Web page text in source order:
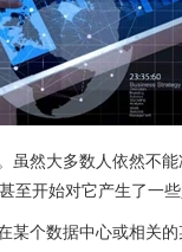
然大多数人依然不
至开始对它产生了一些
某个数据中心或相关